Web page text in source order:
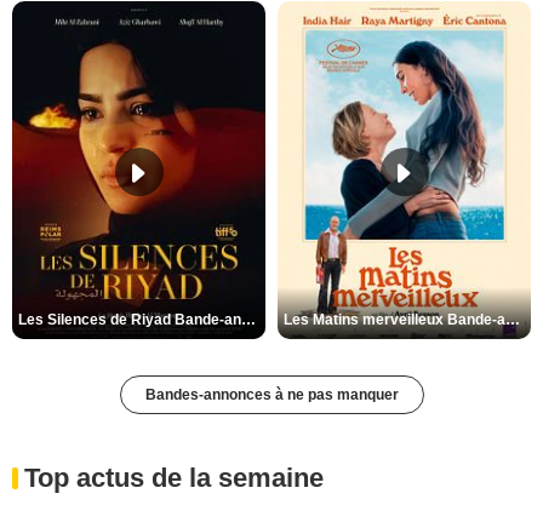
Les Silences de Riyad Bande-annonce VO STFR Les Matins merveilleux Bande-annonce VF
Bandes-annonces à ne pas manquer
Top actus de la semaine